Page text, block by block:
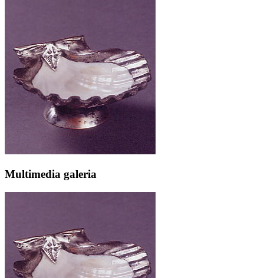
Multimedia galeria